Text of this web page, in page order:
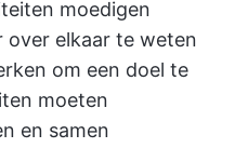
moedigen
over elkaar te weten
om een doel te
moeten
en samen